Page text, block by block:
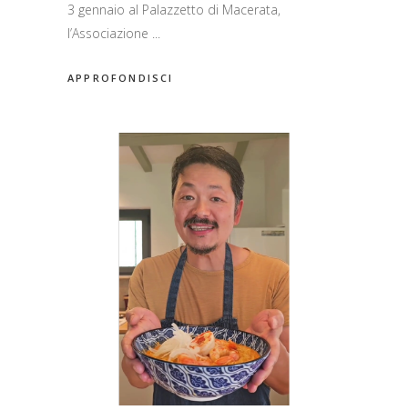
3 gennaio al Palazzetto di Macerata,
l’Associazione
APPROFONDISCI